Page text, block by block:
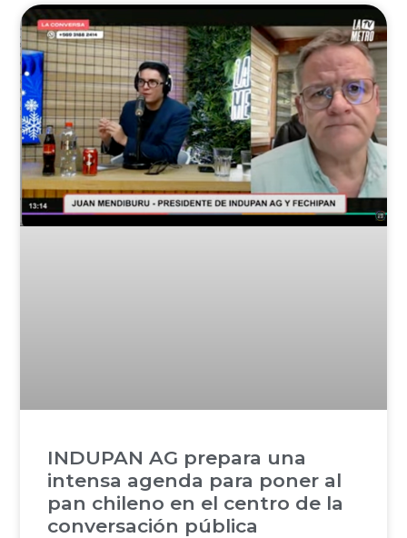
INDUPAN AG prepara una
intensa agenda para poner al
pan chileno en el centro de la
conversación pública